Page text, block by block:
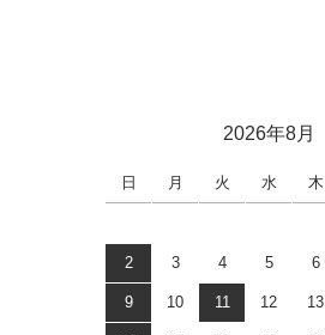
2026年8月
日 月 火 水 木
2 3 4 5 6
9 10 11 12 13